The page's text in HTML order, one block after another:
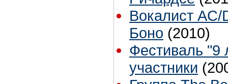
Вокалист AC/
Боно (2010)
Фестиваль "9
участники